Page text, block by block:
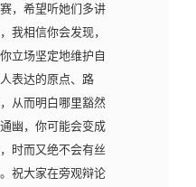
，希望听她们多讲
我相信你会发现，
立场坚定地维护自
表达的原点、路
从而明白哪里豁然
幽，你可能会变成
时而又绝不会有丝
祝大家在旁观辩论